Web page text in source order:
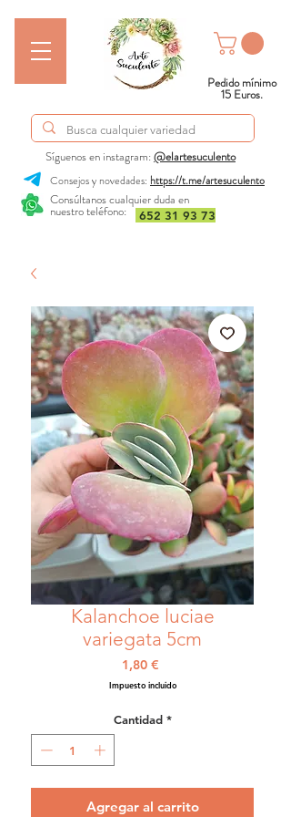
Consúltanos cualquier duda en
nuestro teléfono:
Síguenos en instagram:@elartesuculento
652 31 93 73
Consejos y novedades: https://t.me/artesuculento
Pedido mínimo
15 Euros.
Kalanchoe luciae
variegata 5cm
1,80 €Precio
Impuesto incluido
Cantidad *
Agregar al carrito